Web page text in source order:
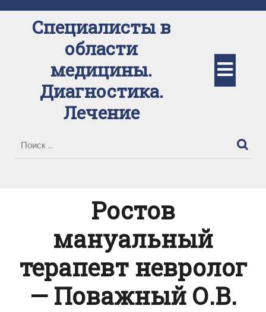
содержимомуСпециалисты в
области
медицины.
Диагностика.
Лечение
Ростов
мануальный
терапевт невролог
— Поважный О.В.